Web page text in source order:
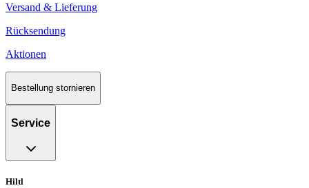
Versand & Lieferung
Rücksendung
Aktionen
Bestellung stornieren
Service
Hiltl